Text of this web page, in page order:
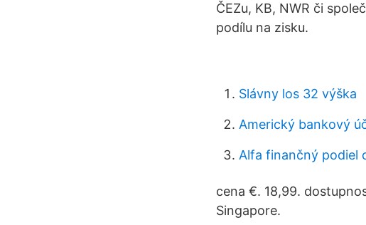
ČEZu, KB, NWR či
podílu na zisku.
Slávny los 32 výška
Americký bankový
Alfa finančný podiel
cena €. 18,99.
Singapore.